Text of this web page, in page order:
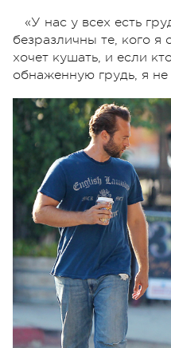
«У нас у всех есть
безразличны те, кого
хочет кушать, и если
обнаженную грудь, я не